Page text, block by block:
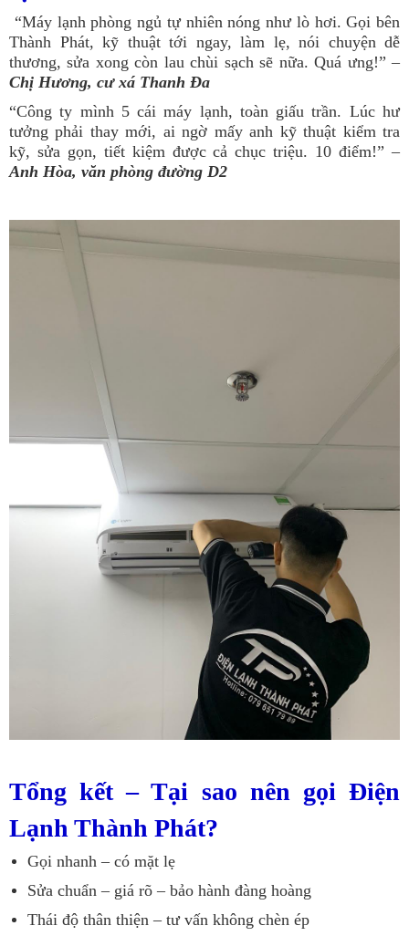
“Máy lạnh phòng ngủ tự nhiên nóng như lò hơi. Gọi bên
Thành Phát, kỹ thuật tới ngay, làm lẹ, nói chuyện dễ
thương, sửa xong còn lau chùi sạch sẽ nữa. Quá ưng!” –
Chị Hương, cư xá Thanh Đa
“Công ty mình 5 cái máy lạnh, toàn giấu trần. Lúc hư
tưởng phải thay mới, ai ngờ mấy anh kỹ thuật kiểm tra
kỹ, sửa gọn, tiết kiệm được cả chục triệu. 10 điểm!” –
Anh Hòa, văn phòng đường D2
Tổng kết – Tại sao nên gọi Điện
Lạnh Thành Phát?
Gọi nhanh – có mặt lẹ
Sửa chuẩn – giá rõ – bảo hành đàng hoàng
Thái độ thân thiện – tư vấn không chèn ép